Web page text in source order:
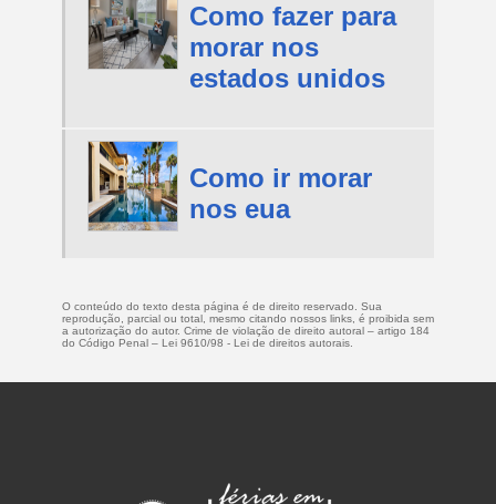
Como fazer para
morar nos
estados unidos
Como ir morar
nos eua
O conteúdo do texto desta página é de direito reservado. Sua
reprodução, parcial ou total, mesmo citando nossos links, é proibida sem
a autorização do autor. Crime de violação de direito autoral – artigo 184
do Código Penal – Lei 9610/98 - Lei de direitos autorais